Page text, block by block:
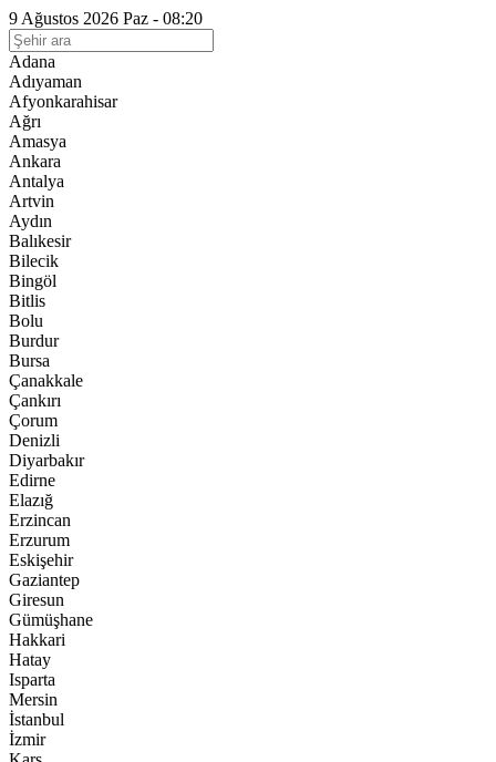
9 Ağustos 2026 Paz - 08:20
Adana
Adıyaman
Afyonkarahisar
Ağrı
Amasya
Ankara
Antalya
Artvin
Aydın
Balıkesir
Bilecik
Bingöl
Bitlis
Bolu
Burdur
Bursa
Çanakkale
Çankırı
Çorum
Denizli
Diyarbakır
Edirne
Elazığ
Erzincan
Erzurum
Eskişehir
Gaziantep
Giresun
Gümüşhane
Hakkari
Hatay
Isparta
Mersin
İstanbul
İzmir